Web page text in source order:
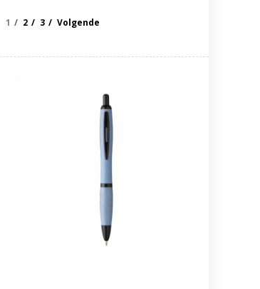
1 2 3 Volgende